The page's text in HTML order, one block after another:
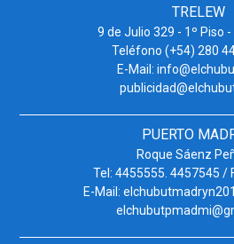
TRELEW
9 de Julio 329 - 1º Piso -
Teléfono (+54) 280
E-Mail:
PUERTO
Roque Sáenz
Tel: 4455555. 4457545 /
E-Mail: